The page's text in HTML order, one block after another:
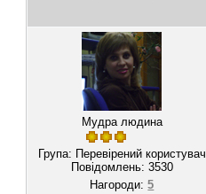
Мудра людина
Група: Перевірений користувач
Повідомлень: 3530
Нагороди:5